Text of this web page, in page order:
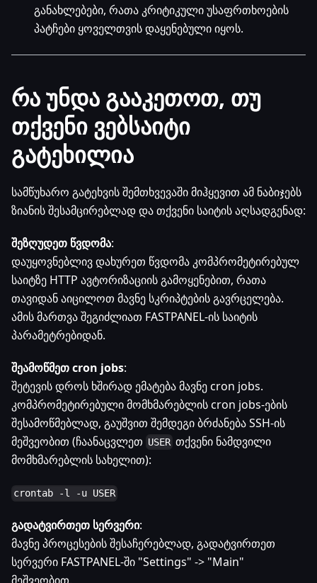
განახლებები, რათა კრიტიკული უსაფრთხოების
პატჩები ყოველთვის დაყენებული იყოს.
რა უნდა გააკეთოთ, თუ
თქვენი ვებსაიტი
გატეხილია
სამწუხარო გატეხვის შემთხვევაში მიჰყევით ამ ნაბიჯებს
ზიანის შესამცირებლად და თქვენი საიტის აღსადგენად:
შეზღუდეთ წვდომა:
დაუყოვნებლივ დახურეთ წვდომა კომპრომეტირებულ
საიტზე HTTP ავტორიზაციის გამოყენებით, რათა
თავიდან აიცილოთ მავნე სკრიპტების გავრცელება.
ამის მართვა შეგიძლიათ FASTPANEL-ის საიტის
პარამეტრებიდან.
შეამოწმეთ cron jobs:
შეტევის დროს ხშირად ემატება მავნე cron jobs.
კომპრომეტირებული მომხმარებლის cron jobs-ების
შესამოწმებლად, გაუშვით შემდეგი ბრძანება SSH-ის
მეშვეობით (ჩაანაცვლეთ USER თქვენი ნამდვილი
მომხმარებლის სახელით):
crontab -l -u USER
გადატვირთეთ სერვერი:
მავნე პროცესების შესაჩერებლად, გადატვირთეთ
სერვერი FASTPANEL-ში "Settings" -> "Main"